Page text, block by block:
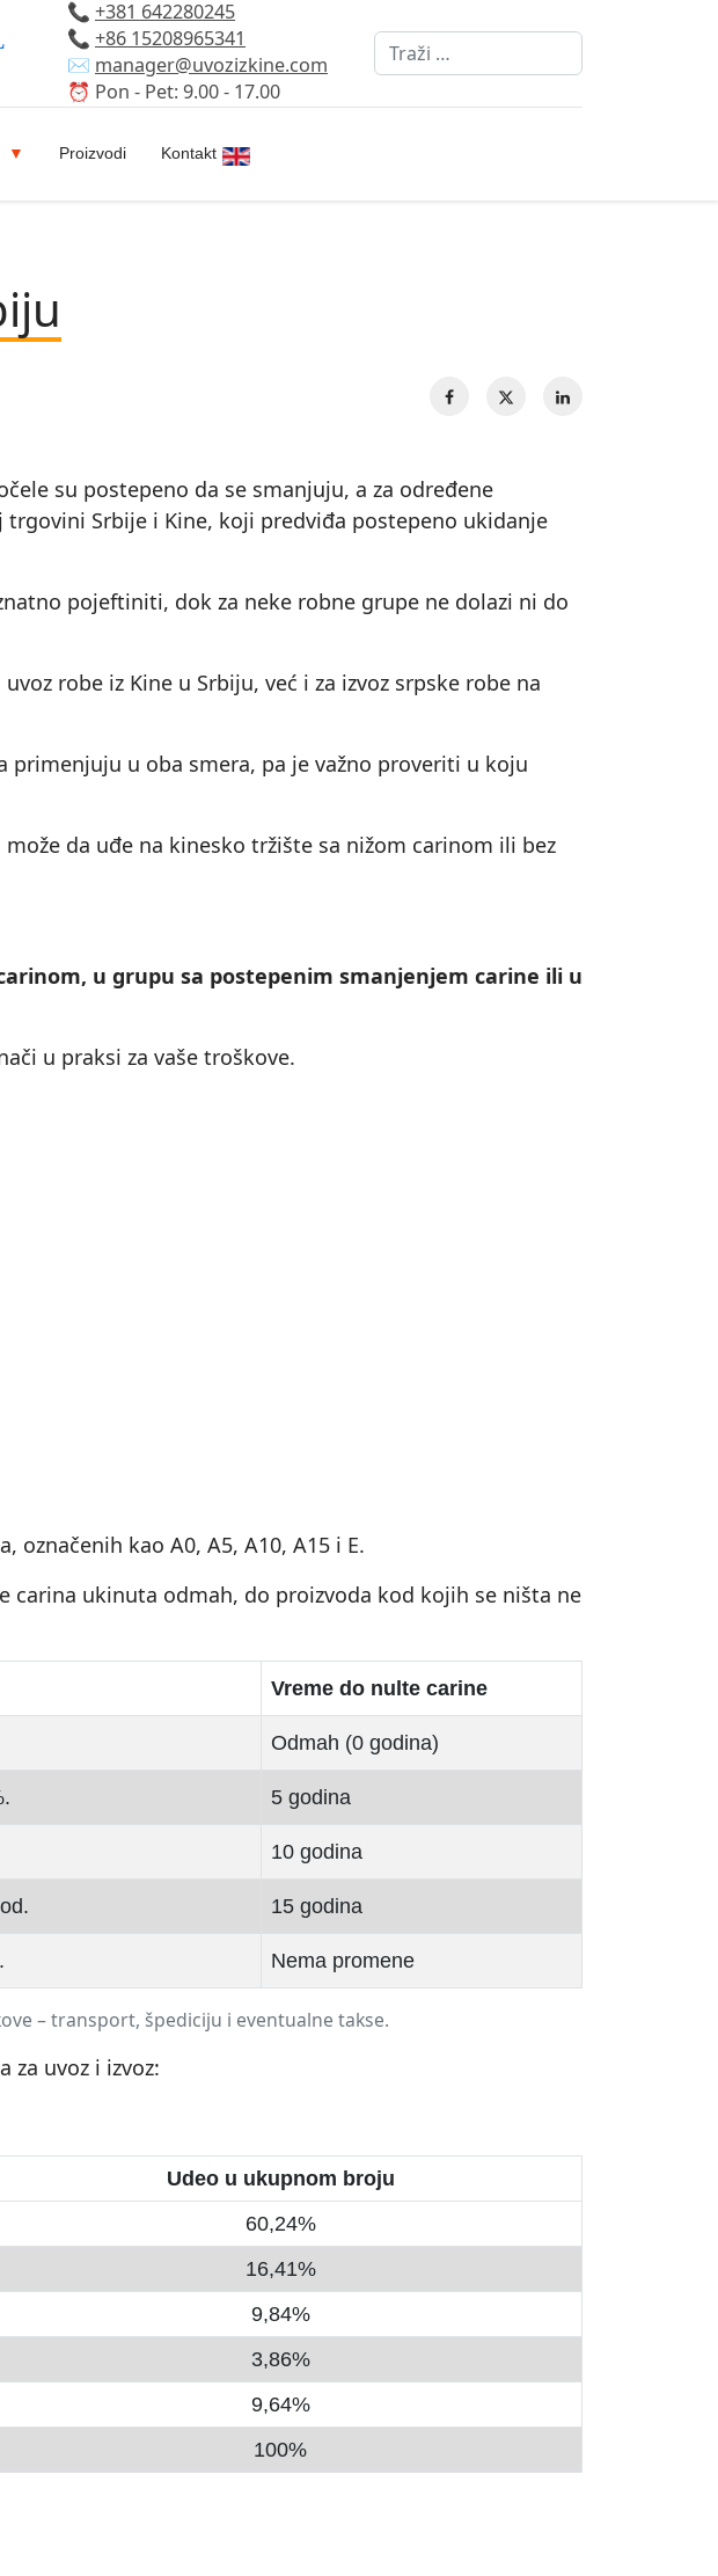
📞 +381 642280245
📞 +86 15208965341
✉️ manager@uvozizkine.com
⏰ Pon - Pet: 9.00 - 17.00
Pretraži
Proizvodi Kontakt Izaberite vaš jezik
su postepeno da se smanjuju, a za određene
trgovini Srbije i Kine, koji predviđa postepeno ukidanje
pojeftiniti, dok za neke robne grupe ne dolazi ni do
robe iz Kine u Srbiju, već i za izvoz srpske robe na
primenjuju u oba smera, pa je važno proveriti u koju
da uđe na kinesko tržište sa nižom carinom ili bez
u grupu sa postepenim smanjenjem carine ili u
u praksi za vaše troškove.
kao A0, A5, A10, A15 i E.
carina ukinuta odmah, do proizvoda kod kojih se ništa ne
Vreme do nulte carine
Odmah (0 godina)
5 godina
10 godina
15 godina
Nema promene
– transport, špediciju i eventualne takse.
za uvoz i izvoz:
Udeo u ukupnom broju
60,24%
16,41%
9,84%
3,86%
9,64%
100%